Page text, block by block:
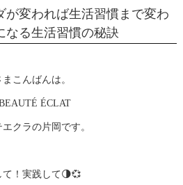
が変われば生活習慣まで変わ
なる生活習慣の秘訣
まこんばんは。
ÉCLAT
クラの片岡です。
て！実践して🌗💞